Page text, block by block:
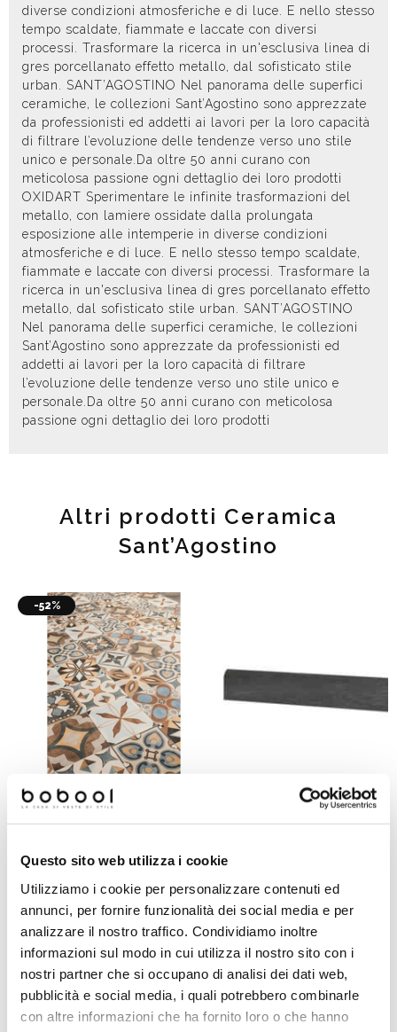
Questo sito web utilizza i cookie
Utilizziamo i cookie per personalizzare contenuti ed
annunci, per fornire funzionalità dei social media e per
analizzare il nostro traffico. Condividiamo inoltre
informazioni sul modo in cui utilizza il nostro sito con i
nostri partner che si occupano di analisi dei dati web,
pubblicità e social media, i quali potrebbero combinarle
con altre informazioni che ha fornito loro o che hanno
diverse condizioni atmosferiche e di luce. E nello stesso
tempo scaldate, fiammate e laccate con diversi
processi. Trasformare la ricerca in un'esclusiva linea di
gres porcellanato effetto metallo, dal sofisticato stile
urban. SANT’AGOSTINO Nel panorama delle superfici
ceramiche, le collezioni Sant’Agostino sono apprezzate
da professionisti ed addetti ai lavori per la loro capacità
di filtrare l’evoluzione delle tendenze verso uno stile
unico e personale.Da oltre 50 anni curano con
meticolosa passione ogni dettaglio dei loro prodotti
OXIDART Sperimentare le infinite trasformazioni del
metallo, con lamiere ossidate dalla prolungata
esposizione alle intemperie in diverse condizioni
atmosferiche e di luce. E nello stesso tempo scaldate,
fiammate e laccate con diversi processi. Trasformare la
ricerca in un'esclusiva linea di gres porcellanato effetto
metallo, dal sofisticato stile urban. SANT’AGOSTINO
Nel panorama delle superfici ceramiche, le collezioni
Sant’Agostino sono apprezzate da professionisti ed
addetti ai lavori per la loro capacità di filtrare
l’evoluzione delle tendenze verso uno stile unico e
personale.Da oltre 50 anni curano con meticolosa
passione ogni dettaglio dei loro prodotti
Altri prodotti Ceramica
Sant’Agostino
-52%
Colors Mix, Ceramica Sant'Agostino
Richiedi preventivo Richiedi preventivo
Prodotti simili